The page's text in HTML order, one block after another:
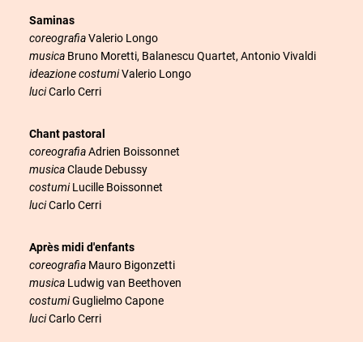
Saminas
coreografiaValerio Longo
musica Bruno Moretti, Balanescu Quartet, Antonio Vivaldi
ideazione costumiValerio Longo
luciCarlo Cerri
Chant pastoral
coreografiaAdrien Boissonnet
musicaClaude Debussy
costumiLucille Boissonnet
luciCarlo Cerri
Après midi d'enfants
coreografia Mauro Bigonzetti
musica Ludwig van Beethoven
costumiGuglielmo Capone
luciCarlo Cerri